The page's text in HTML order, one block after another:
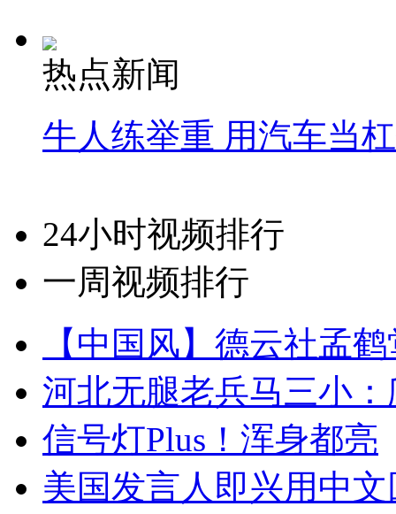
热点新闻
牛人练举重 用汽车当
24小时视频排行
一周视频排行
【中国风】德云社孟
河北无腿老兵马三小
信号灯Plus！浑身都亮
美国发言人即兴用中